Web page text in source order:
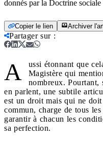
donnés par la Doctrine sociale
Copier le lien Archiver
Partager sur:
A
ussi étonnant que
Magistère qui
nombreux. Pourtant,
en parlent, une subtile
est un droit mais qui ne
commun, charge de tous
garantir à chacun les
sa perfection.